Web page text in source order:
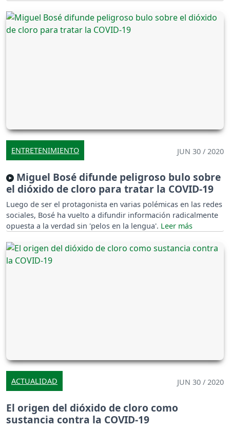
ENTRETENIMIENTO JUN 30 / 2020
Miguel Bosé difunde peligroso bulo sobre
el dióxido de cloro para tratar la COVID-19
Luego de ser el protagonista en varias polémicas en las redes
sociales, Bosé ha vuelto a difundir información radicalmente
opuesta a la verdad sin 'pelos en la lengua'.
ACTUALIDAD JUN 30 / 2020
El origen del dióxido de cloro como
sustancia contra la COVID-19